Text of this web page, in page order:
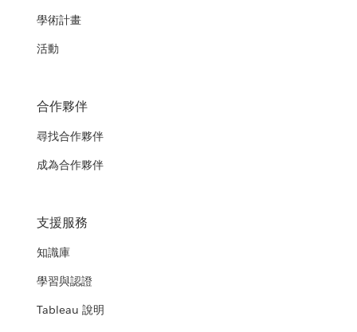
學術計畫
活動
合作夥伴
尋找合作夥伴
成為合作夥伴
支援服務
知識庫
學習與認證
Tableau 說明